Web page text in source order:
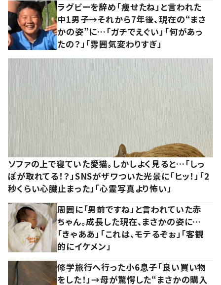
ラグビーを辞め「痩せたね」と言われた
中1男子→それから7年後、現在の“まさ
かの姿”に…「ガチでえぐい」「何があっ
たの？」「雰囲気変わりすぎ」
ソファの上で寝ていた愛猫。しかしよく見ると…「しっ
ぽが取れてる！？」SNSがザワついた光景に「ヒッ！」「2
秒くらい心臓止まった」「心霊写真より怖い」
周囲に「男前ですね」と言われていた赤
ちゃん。成長した現在、まさかの姿に…
「きゃああ」「これは、モテるぞぉ」「客観
的にイケメン」
修学旅行へ行った小6息子「良い買い物
をした！」→母が驚愕した“まさかの購入